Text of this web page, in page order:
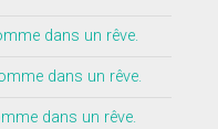
dans un rêve.
dans un rêve.
dans un rêve.